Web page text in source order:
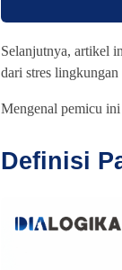
Selanjutnya, artikel
dari stres
Mengenal pemicu ini
Definisi